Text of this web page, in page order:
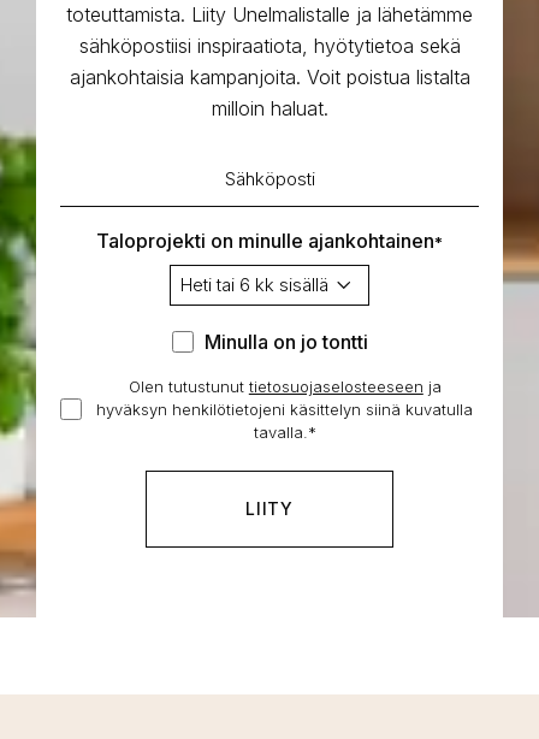
toteuttamista. Liity Unelmalistalle ja lähetämme
sähköpostiisi inspiraatiota, hyötytietoa sekä
ajankohtaisia kampanjoita. Voit poistua listalta
milloin haluat.
Taloprojekti on minulle ajankohtainen*
Minulla
jo
tontti
Minulla on jo tontti
Hyväksyn
henkilötietojeni
käsittelyn
*
Olen tutustunut tietosuojaselosteeseen ja
hyväksyn henkilötietojeni käsittelyn siinä kuvatulla
tavalla. *